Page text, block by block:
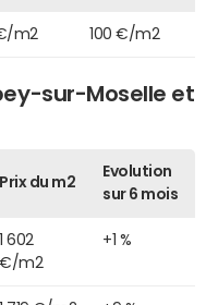
m2 100 €/m2
sur-Moselle et
Prix du m2
Evolution
sur 6 mois
1 602
€/m2
+1 %